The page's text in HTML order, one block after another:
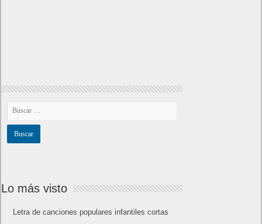
Lo más visto
Letra de canciones populares infantiles cortas